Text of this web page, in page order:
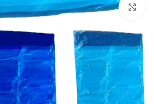
Click to enlarge